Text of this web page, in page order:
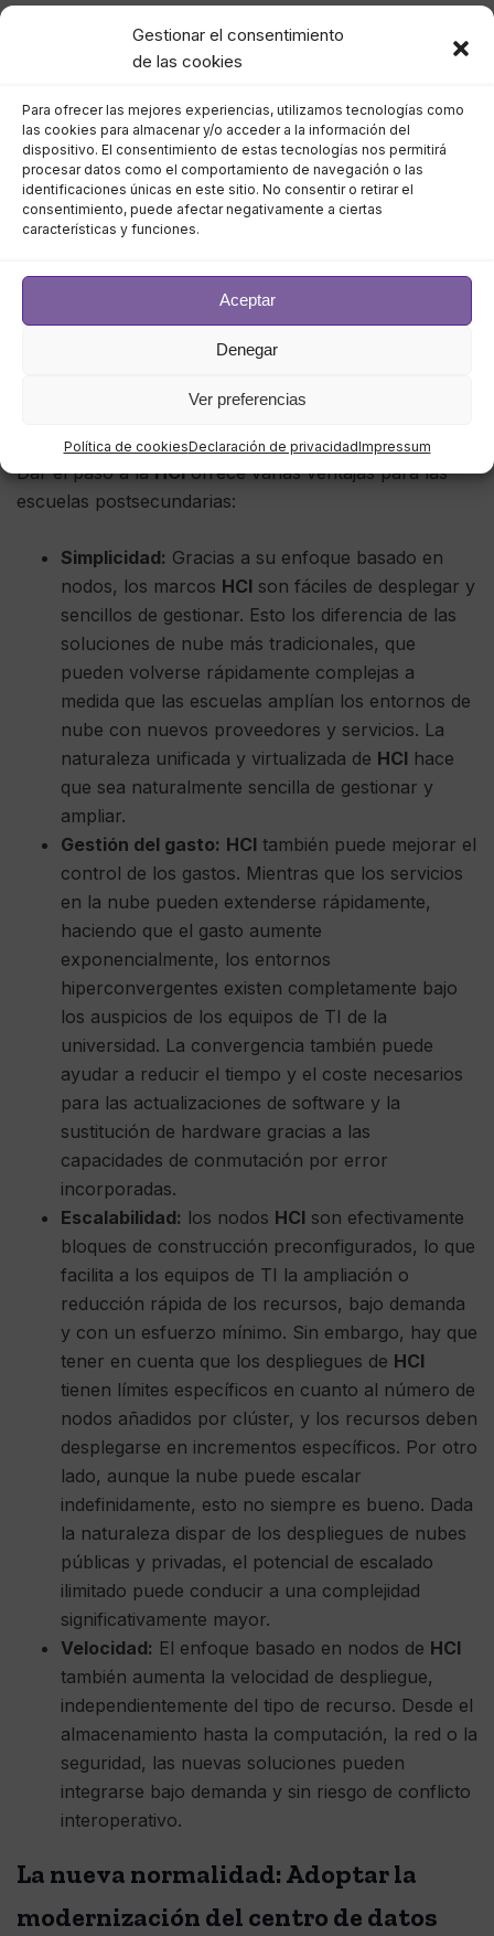
Gestionar el consentimiento
de las cookies
Para ofrecer las mejores experiencias, utilizamos tecnologías como
las cookies para almacenar y/o acceder a la información del
dispositivo. El consentimiento de estas tecnologías nos permitirá
procesar datos como el comportamiento de navegación o las
identificaciones únicas en este sitio. No consentir o retirar el
consentimiento, puede afectar negativamente a ciertas
características y funciones.
Aceptar
Denegar
Ver preferencias
Política de cookiesDeclaración de privacidadImpressum
Por su parte,la HCI combina y virtualiza toda la pila
de hardware, pero mantiene los recursos en las
instalaciones para reducir la latencia y aumentar la
visibilidad.Lainfraestructura hiperconvergente
el siguiente paso lógico en la evolución de los centros
de datos. Primero fue la infraestructura tradicional,
que contemplaba una arquitectura discreta de redes,
servidores y almacenamiento. Después vino la
infraestructura convergente, que aprovechó la red
definida por software para ayudar a virtualizar el
almacenamiento y la gestión de la red. Ahora, la HCI
permite combinar las funciones clave de las
tecnologías de computación, almacenamiento y red
Dar el paso a laHCIofrece varias ventajas para las
escuelas postsecundarias:
Simplicidad: Gracias a su enfoque basado en
nodos, los marcos HCI son fáciles de desplegar y
sencillos de gestionar. Esto los diferencia de las
soluciones de nube más tradicionales, que
pueden volverse rápidamente complejas a
medida que las escuelas amplían los entornos de
nube con nuevos proveedores y servicios. La
naturaleza unificada y virtualizada de HCI hace
que sea naturalmente sencilla de gestionar y
ampliar.
Gestión del gasto: HCI también puede mejorar el
control de los gastos. Mientras que los servicios
en la nube pueden extenderse rápidamente,
haciendo que el gasto aumente
exponencialmente, los entornos
hiperconvergentes existen completamente bajo
los auspicios de los equipos de TI de la
universidad. La convergencia también puede
ayudar a reducir el tiempo y el coste necesarios
para las actualizaciones de software y la
sustitución de hardware gracias a las
capacidades de conmutación por error
incorporadas.
Escalabilidad: los nodos HCI son efectivamente
bloques de construcción preconfigurados, lo que
facilita a los equipos de TI la ampliación o
reducción rápida de los recursos, bajo demanda
y con un esfuerzo mínimo. Sin embargo, hay que
tener en cuenta que los despliegues de HCI
tienen límites específicos en cuanto al número de
nodos añadidos por clúster, y los recursos deben
desplegarse en incrementos específicos. Por otro
lado, aunque la nube puede escalar
indefinidamente, esto no siempre es bueno. Dada
la naturaleza dispar de los despliegues de nubes
públicas y privadas, el potencial de escalado
ilimitado puede conducir a una complejidad
significativamente mayor.
Velocidad: El enfoque basado en nodos de HCI
también aumenta la velocidad de despliegue,
independientemente del tipo de recurso. Desde el
almacenamiento hasta la computación, la red o la
seguridad, las nuevas soluciones pueden
integrarse bajo demanda y sin riesgo de conflicto
interoperativo.
La nueva normalidad: Adoptar la
modernización del centro de datos